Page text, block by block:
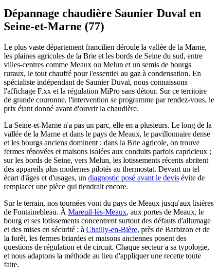
Dépannage chaudière Saunier Duval en
Seine-et-Marne (77)
Le plus vaste département francilien déroule la vallée de la Marne,
les plaines agricoles de la Brie et les bords de Seine du sud, entre
villes-centres comme Meaux ou Melun et un semis de bourgs
ruraux, le tout chauffé pour l'essentiel au gaz à condensation. En
spécialiste indépendant de Saunier Duval, nous connaissons
l'affichage F.xx et la régulation MiPro sans détour. Sur ce territoire
de grande couronne, l'intervention se programme par rendez-vous, le
prix étant donné avant d'ouvrir la chaudière.
La Seine-et-Marne n'a pas un parc, elle en a plusieurs. Le long de la
vallée de la Marne et dans le pays de Meaux, le pavillonnaire dense
et les bourgs anciens dominent ; dans la Brie agricole, on trouve
fermes rénovées et maisons isolées aux conduits parfois capricieux ;
sur les bords de Seine, vers Melun, les lotissements récents abritent
des appareils plus modernes pilotés au thermostat. Devant un tel
écart d'âges et d'usages, un diagnostic posé avant le devis évite de
remplacer une pièce qui tiendrait encore.
Sur le terrain, nos tournées vont du pays de Meaux jusqu'aux lisières
de Fontainebleau. À Mareuil-lès-Meaux, aux portes de Meaux, le
bourg et ses lotissements concentrent surtout des défauts d'allumage
et des mises en sécurité ; à Chailly-en-Bière, près de Barbizon et de
la forêt, les fermes briardes et maisons anciennes posent des
questions de régulation et de circuit. Chaque secteur a sa typologie,
et nous adaptons la méthode au lieu d'appliquer une recette toute
faite.